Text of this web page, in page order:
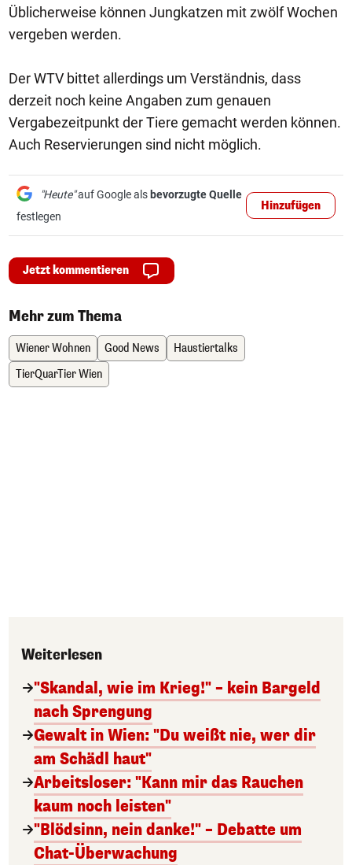
Üblicherweise können Jungkatzen mit zwölf Wochen
vergeben werden.
Der WTV bittet allerdings um Verständnis, dass
derzeit noch keine Angaben zum genauen
Vergabezeitpunkt der Tiere gemacht werden können.
Auch Reservierungen sind nicht möglich.
"Heute"auf Google als bevorzugte Quelle
festlegen
Hinzufügen
Jetzt kommentieren
Mehr zum Thema
Wiener Wohnen Good News
Haustiertalks
TierQuarTier Wien
Weiterlesen
"Skandal, wie im Krieg!" – kein Bargeld
nach Sprengung
Gewalt in Wien: "Du weißt nie, wer dir
am Schädl haut"
Arbeitsloser: "Kann mir das Rauchen
kaum noch leisten"
"Blödsinn, nein danke!" – Debatte um
Chat-Überwachung